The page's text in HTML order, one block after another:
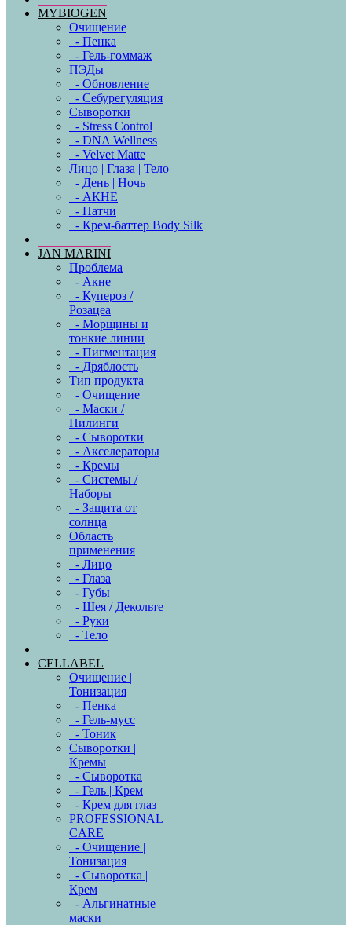
MYBIOGEN
Очищение
- Пенка
- Гель-гоммаж
ПЭДы
- Обновление
- Себурегуляция
Сыворотки
- Stress Control
- DNA Wellness
- Velvet Matte
Лицо | Глаза | Тело
- День | Ночь
- АКНЕ
- Патчи
- Крем-баттер Body Silk
JAN MARINI
Проблема
- Акне
- Купероз /
Розацеа
- Морщины и
тонкие линии
- Пигментация
- Дряблость
Тип продукта
- Очищение
- Маски /
Пилинги
- Сыворотки
- Акселераторы
- Кремы
- Системы /
Наборы
- Защита от
солнца
Область
применения
- Лицо
- Глаза
- Губы
- Шея / Декольте
- Руки
- Тело
CELLABEL
Очищение |
Тонизация
- Пенка
- Гель-мусс
- Тоник
Сыворотки |
Кремы
- Сыворотка
- Гель | Крем
- Крем для глаз
PROFESSIONAL
CARE
- Очищение |
Тонизация
- Сыворотка |
Крем
- Альгинатные
маски